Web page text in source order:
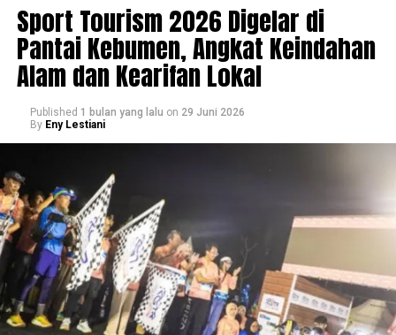
Sport Tourism 2026 Digelar di
Pantai Kebumen, Angkat Keindahan
Alam dan Kearifan Lokal
Published 1 bulan yang lalu on 29 Juni 2026
By Eny Lestiani